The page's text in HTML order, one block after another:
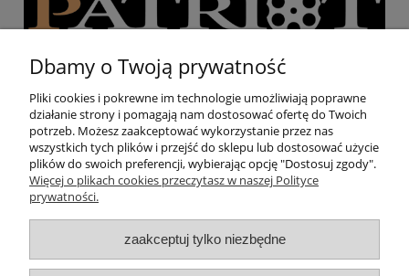
Pomoc
Moje konto
O nas
Dbamy o Twoją prywatność
Pliki cookies i pokrewne im technologie umożliwiają poprawne
działanie strony i pomagają nam dostosować ofertę do Twoich
potrzeb. Możesz zaakceptować wykorzystanie przez nas
wszystkich tych plików i przejść do sklepu lub dostosować użycie
plików do swoich preferencji, wybierając opcję "Dostosuj zgody".
Więcej o plikach cookies przeczytasz w naszej Polityce
prywatności.
zaakceptuj tylko niezbędne